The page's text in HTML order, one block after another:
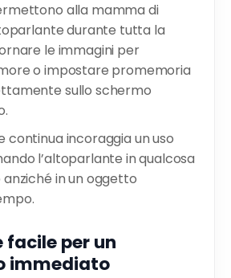
alla mamma di
durante tutta la
le immagini per
o impostare promemoria
sullo schermo
continua incoraggia un uso
l’altoparlante in qualcosa
in un oggetto
facile per un
immediato